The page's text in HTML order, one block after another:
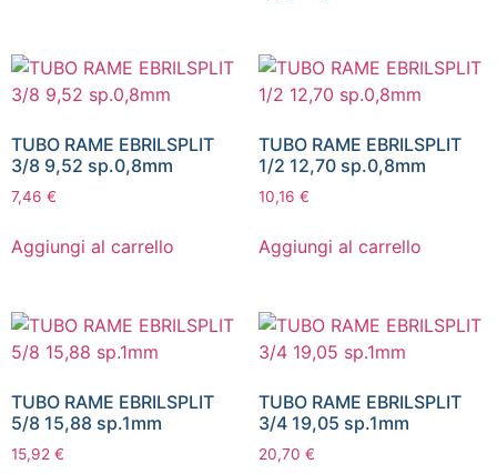
TUBO RAME EBRILSPLIT
3/8 9,52 sp.0,8mm
7,46 €
Aggiungi al carrello
TUBO RAME EBRILSPLIT
1/2 12,70 sp.0,8mm
10,16 €
Aggiungi al carrello
TUBO RAME EBRILSPLIT
5/8 15,88 sp.1mm
15,92 €
TUBO RAME EBRILSPLIT
3/4 19,05 sp.1mm
20,70 €